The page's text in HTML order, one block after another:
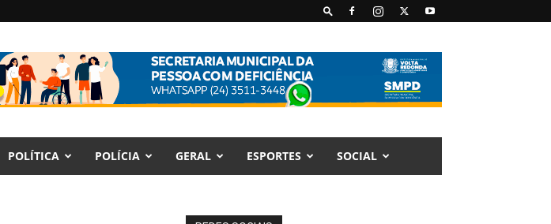
POLÍTICA POLÍCIA GERAL ESPORTES SOCIAL